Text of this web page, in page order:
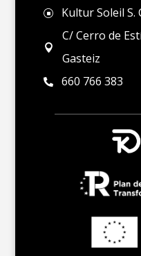
] Kultur Soleil S.

C/ Cerro de
Gasteiz
 660 766 383